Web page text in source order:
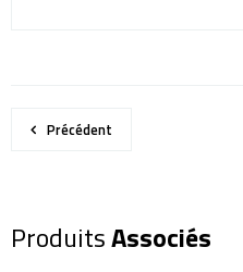
Précédent
ProduitsAssociés